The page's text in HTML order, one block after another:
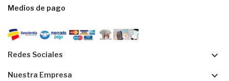
Medios de pago
Redes Sociales keyboard_arrow_down
Nuestra Empresa keyboard_arrow_down